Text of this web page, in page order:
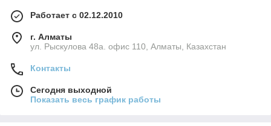
Работает с 02.12.2010
г. Алматы
ул. Рыскулова 48а. офис 110, Алматы, Казахстан
Контакты
Сегодня выходной
Показать весь график работы